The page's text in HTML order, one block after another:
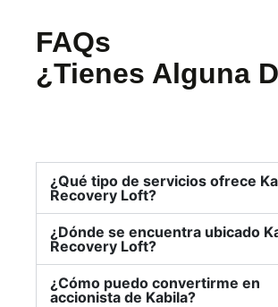
FAQs
¿Tienes Alguna
¿Qué tipo de servicios ofrece
Recovery Loft?
¿Dónde se encuentra ubicado
Recovery Loft?
¿Cómo puedo convertirme en
accionista de Kabila?